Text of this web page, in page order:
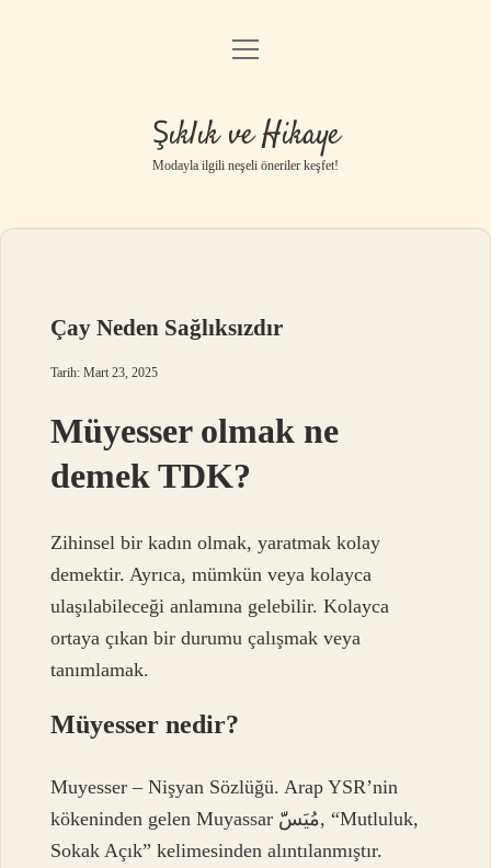
Gizlilik Politikası
Yasal Uyarı
menüyü
Şıklık ve Hikaye
Modayla ilgili neşeli öneriler keşfet!
Çay Neden Sağlıksızdır
Tarih: Mart 23, 2025
Müyesser olmak ne
demek TDK?
Zihinsel bir kadın olmak, yaratmak kolay
demektir. Ayrıca, mümkün veya kolayca
ulaşılabileceği anlamına gelebilir. Kolayca
ortaya çıkan bir durumu çalışmak veya
tanımlamak.
Müyesser nedir?
Muyesser – Nişyan Sözlüğü. Arap YSR’nin
kökeninden gelen Muyassar مُيَسّّ, “Mutluluk,
Sokak Açık” kelimesinden alıntılanmıştır.